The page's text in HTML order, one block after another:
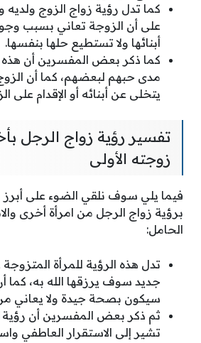
كما تدل رؤية زواج الزوج ولديه
على أن الزوجة تعاني بسبب
أبنائها ولا تستطيع حلها بنفسها.
كما ذكر بعض المفسرين أن هذه
مدى حبهم لبعضهم، كما أن
يتخلى عن أبنائه أو الإقدام على
تفسير رؤية زواج الرجل
زوجته الأولى
فيما يلي سوف نلقي الضوء على أبرز
برؤية زواج الرجل من امرأة أخرى
الحامل:
تدل هذه الرؤية للمرأة
جديد سوف يرزقها الله به، كما
سيكون بصحة جيدة ولا يعاني
ثم ذكر بعض المفسرين أن رؤية
تشير إلى الاستقرار العاطفي